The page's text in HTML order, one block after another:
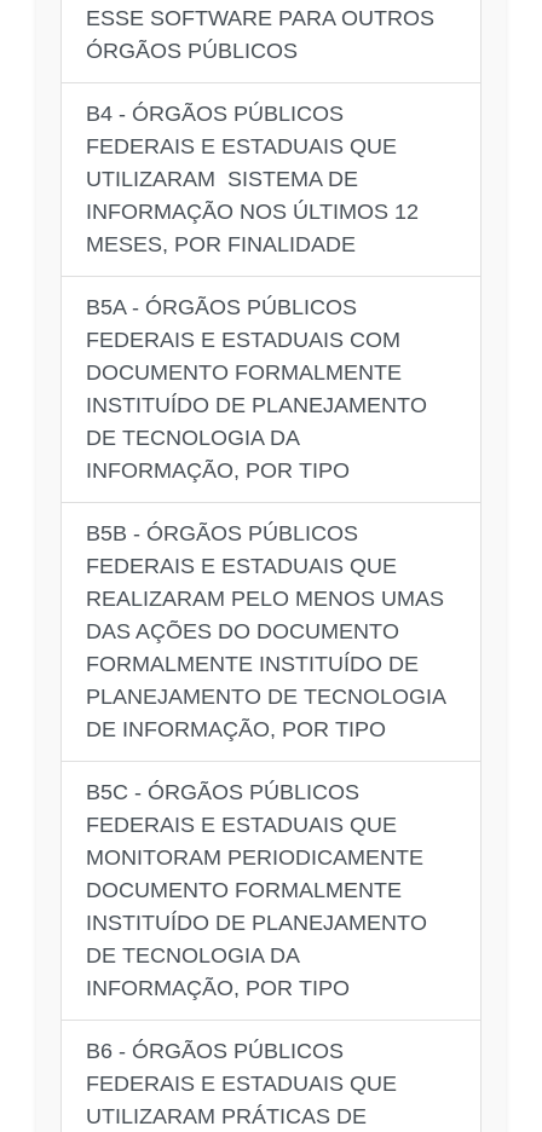
ESSE SOFTWARE PARA OUTROS
ÓRGÃOS PÚBLICOS
B4 - ÓRGÃOS PÚBLICOS
FEDERAIS E ESTADUAIS QUE
UTILIZARAM SISTEMA DE
INFORMAÇÃO NOS ÚLTIMOS 12
MESES, POR FINALIDADE
B5A - ÓRGÃOS PÚBLICOS
FEDERAIS E ESTADUAIS COM
DOCUMENTO FORMALMENTE
INSTITUÍDO DE PLANEJAMENTO
DE TECNOLOGIA DA
INFORMAÇÃO, POR TIPO
B5B - ÓRGÃOS PÚBLICOS
FEDERAIS E ESTADUAIS QUE
REALIZARAM PELO MENOS UMAS
DAS AÇÕES DO DOCUMENTO
FORMALMENTE INSTITUÍDO DE
PLANEJAMENTO DE TECNOLOGIA
DE INFORMAÇÃO, POR TIPO
B5C - ÓRGÃOS PÚBLICOS
FEDERAIS E ESTADUAIS QUE
MONITORAM PERIODICAMENTE
DOCUMENTO FORMALMENTE
INSTITUÍDO DE PLANEJAMENTO
DE TECNOLOGIA DA
INFORMAÇÃO, POR TIPO
B6 - ÓRGÃOS PÚBLICOS
FEDERAIS E ESTADUAIS QUE
UTILIZARAM PRÁTICAS DE